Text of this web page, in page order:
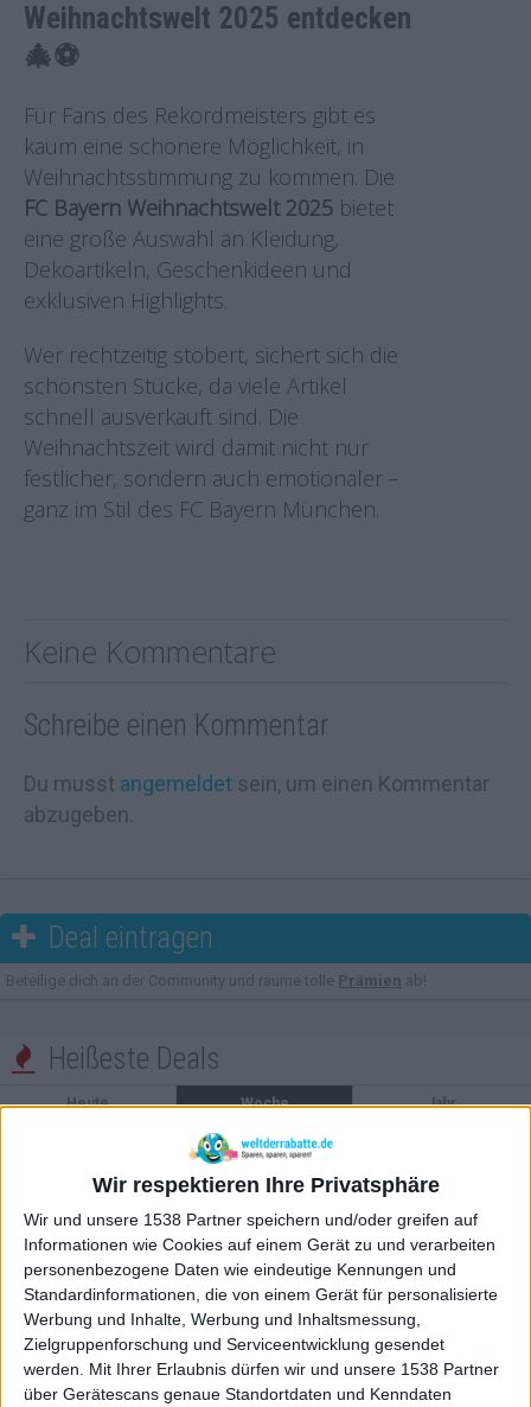
Wir respektieren Ihre Privatsphäre
Wir und unsere 1538 Partner speichern und/oder greifen auf
Informationen wie Cookies auf einem Gerät zu und verarbeiten
personenbezogene Daten wie eindeutige Kennungen und
Standardinformationen, die von einem Gerät für personalisierte
Werbung und Inhalte, Werbung und Inhaltsmessung,
Zielgruppenforschung und Serviceentwicklung gesendet
werden.
Mit Ihrer Erlaubnis dürfen wir und unsere 1538 Partner
über Gerätescans genaue Standortdaten und Kenndaten
Weihnachtswelt 2025 entdecken
🎄⚽
Für Fans des Rekordmeisters gibt es
kaum eine schönere Möglichkeit, in
Weihnachtsstimmung zu kommen. Die
FC Bayern Weihnachtswelt 2025 bietet
eine große Auswahl an Kleidung,
Dekoartikeln, Geschenkideen und
exklusiven Highlights.
Wer rechtzeitig stöbert, sichert sich die
schönsten Stücke, da viele Artikel
schnell ausverkauft sind. Die
Weihnachtszeit wird damit nicht nur
festlicher, sondern auch emotionaler –
ganz im Stil des FC Bayern München.
Keine Kommentare
Schreibe einen Kommentar
Du musst angemeldet sein, um einen Kommentar
abzugeben.
 Deal eintragen
Beteilige dich an der Community und räume tolle Prämien ab!
 Heißeste Deals
Heute Woche Jahr
Port El Kantaoui All Inclusive Plus ab 599 Euro: Sieben Nächte direkt am
Dieter Bohlen und Carina – Das Gesicht der CAMP DAVID Mode
765° OTTO Deal des Tages: näve Fanilo Solarleuchten für 19,99 Euro
Mehr anzeigen...